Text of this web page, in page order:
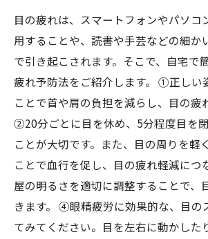
目の疲れは、スマートフォンやパソコ
用することや、読書や手芸などの細か
で引き起こされます。そこで、自宅で
疲れ予防法をご紹介します。 ①正しい
ことで首や肩の負担を減らし、目の疲
②20分ごとに目を休め、5分程度目を
ことが大切です。また、目の周りを軽
ことで血行を促し、目の疲れ軽減に
屋の明るさを適切に調整することで、
きます。 ④眼精疲労に効果的な、目の
てみてください。目を左右に動かした